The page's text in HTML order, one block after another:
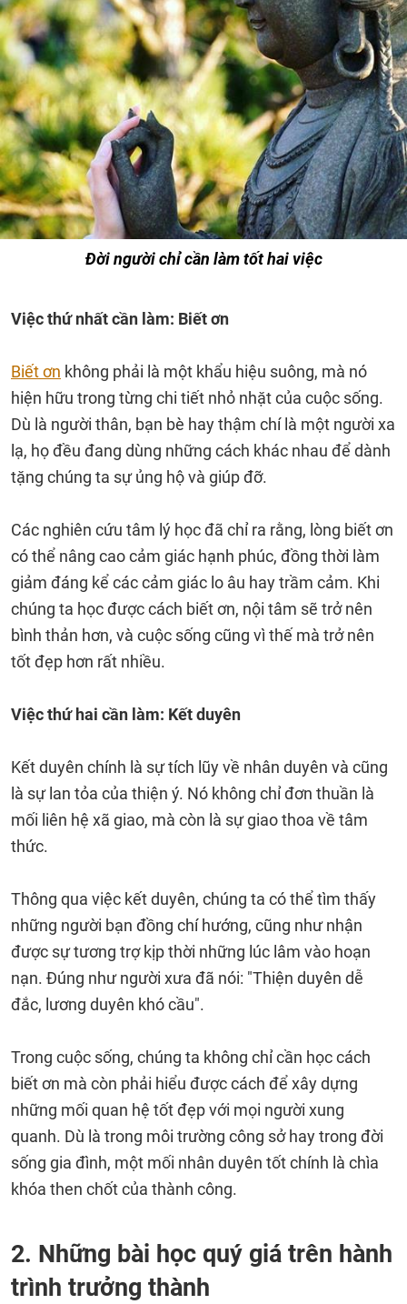
Đời người chỉ cần làm tốt hai việc
Việc thứ nhất cần làm: Biết ơn
Biết ơn không phải là một khẩu hiệu suông, mà nó
hiện hữu trong từng chi tiết nhỏ nhặt của cuộc sống.
Dù là người thân, bạn bè hay thậm chí là một người xa
lạ, họ đều đang dùng những cách khác nhau để dành
tặng chúng ta sự ủng hộ và giúp đỡ.
Các nghiên cứu tâm lý học đã chỉ ra rằng, lòng biết ơn
có thể nâng cao cảm giác hạnh phúc, đồng thời làm
giảm đáng kể các cảm giác lo âu hay trầm cảm. Khi
chúng ta học được cách biết ơn, nội tâm sẽ trở nên
bình thản hơn, và cuộc sống cũng vì thế mà trở nên
tốt đẹp hơn rất nhiều.
Việc thứ hai cần làm: Kết duyên
Kết duyên chính là sự tích lũy về nhân duyên và cũng
là sự lan tỏa của thiện ý. Nó không chỉ đơn thuần là
mối liên hệ xã giao, mà còn là sự giao thoa về tâm
thức.
Thông qua việc kết duyên, chúng ta có thể tìm thấy
những người bạn đồng chí hướng, cũng như nhận
được sự tương trợ kịp thời những lúc lâm vào hoạn
nạn. Đúng như người xưa đã nói: "Thiện duyên dễ
đắc, lương duyên khó cầu".
Trong cuộc sống, chúng ta không chỉ cần học cách
biết ơn mà còn phải hiểu được cách để xây dựng
những mối quan hệ tốt đẹp với mọi người xung
quanh. Dù là trong môi trường công sở hay trong đời
sống gia đình, một mối nhân duyên tốt chính là chìa
khóa then chốt của thành công.
2. Những bài học quý giá trên hành
trình trưởng thành